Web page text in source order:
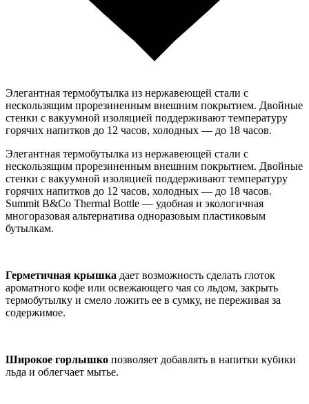
Элегантная термобутылка из нержавеющей стали с
нескользящим прорезиненным внешним покрытием. Двойные
стенки с вакуумной изоляцией поддерживают температуру
горячих напитков до 12 часов, холодных — до 18 часов.
Элегантная термобутылка из нержавеющей стали с
нескользящим прорезиненным внешним покрытием. Двойные
стенки с вакуумной изоляцией поддерживают температуру
горячих напитков до 12 часов, холодных — до 18 часов.
Summit B&Co Thermal Bottle — удобная и экологичная
многоразовая альтернатива одноразовым пластиковым
бутылкам.
Герметичная крышка дает возможность сделать глоток
ароматного кофе или освежающего чая со льдом, закрыть
термобутылку и смело ложить ее в сумку, не переживая за
содержимое.
Широкое горлышко позволяет добавлять в напитки кубики
льда и облегчает мытье.